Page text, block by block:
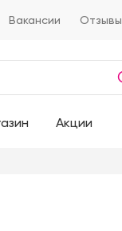
Вакансии Отзывы
Акции